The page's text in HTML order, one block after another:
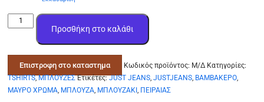
ΜΠΛΟΥΖΑKI
SPARTA
ΜΑΚΩ
ΜΑΥΡΟ
ΧΡΩΜΑ
Προσθήκη στο καλάθι
Επιστροφη στο καταστημα Κωδικός προϊόντος: Μ/Δ Κατηγορίες:
TSHIRTS,ΜΠΛΟΥΖΕΣ Ετικέτες:JUST JEANS,JUSTJEANS, ΒΑΜΒΑΚΕΡΟ,
ΜΑΥΡΟ ΧΡΩΜΑ, ΜΠΛΟΥΖΑ, ΜΠΛΟΥΖΑΚΙ, ΠΕΙΡΑΙΑΣ